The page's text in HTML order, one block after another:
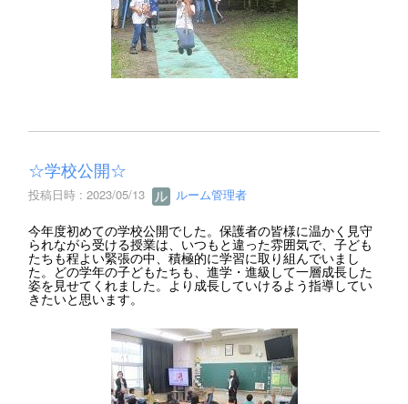
☆学校公開☆
投稿日時 : 2023/05/13 ルーム管理者
今年度初めての学校公開でした。保護者の皆様に温かく見守
られながら受ける授業は、いつもと違った雰囲気で、子ども
たちも程よい緊張の中、積極的に学習に取り組んでいまし
た。どの学年の子どもたちも、進学・進級して一層成長した
姿を見せてくれました。より成長していけるよう指導してい
きたいと思います。